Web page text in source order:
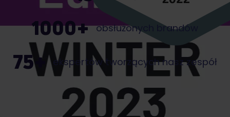
1000+ obsłużonych brandów
75+ ekspertów tworzących nasz zespół